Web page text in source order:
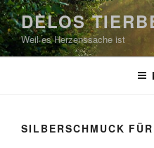
Zum
Inhalt
springen
DELOS
Weil es Herzenssache ist
SILBERSCHMUCK